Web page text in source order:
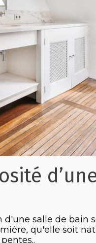
salle de bain
qu'elle soit